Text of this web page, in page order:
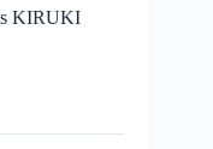
KIRUKI